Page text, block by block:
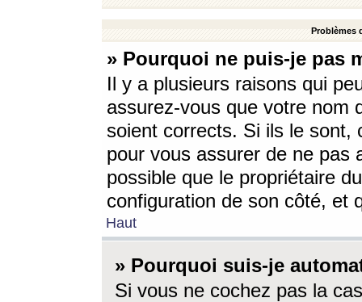
Problèmes
» Pourquoi ne puis-je pas
Il y a plusieurs raisons qui
assurez-vous que votre nom
soient corrects. Si ils le sont,
pour vous assurer de ne pas
possible que le propriétaire
configuration de son côté, et
Haut
» Pourquoi suis-je
Si vous ne cochez pas la